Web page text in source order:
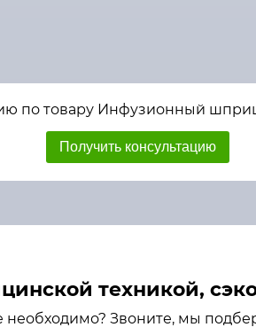
по товару Инфузионный
Получить консультацию
техникой,
Звоните, мы